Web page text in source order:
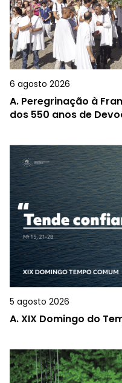
6 agosto 2026
A. Peregrinação à
dos 550 anos de
5 agosto 2026
A.XIX Domingo do